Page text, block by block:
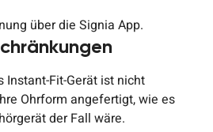
über die Signia App.
Instant-Fit-Gerät ist nicht
Ohrform angefertigt, wie es
der Fall wäre.